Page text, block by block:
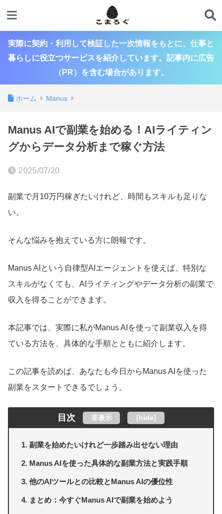
実際に契約・利用して検証した一次情報をもとに、仕事と
暮らしに役立つサービスを紹介しています。記事内に広告
（PR）を含む場合があります。
ホーム Manus
Manus AIで副業を始める！AIライティン
グからデータ分析まで稼ぐ方法
2025/07/20
副業で月10万円稼ぎたいけれど、時間もスキルも足りな
い。
そんな悩みを抱えている方に朗報です。
Manus AIという自律型AIエージェントを使えば、特別な
スキルがなくても、AIライティングやデータ分析の副業で
収入を得ることができます。
本記事では、実際に私がManus AIを使って副業収入を得
ている方法を、具体的な手順とともに紹介します。
この記事を読めば、あなたも今日からManus AIを使った
副業をスタートできるでしょう。
目次 非表示 [hide]
副業を始めたいけれど一歩踏み出せない理由
Manus AIを使った具体的な副業方法と実践手順
他のAIツールとの比較とManus AIの優位性
まとめ：今すぐManus AIで副業を始めよう